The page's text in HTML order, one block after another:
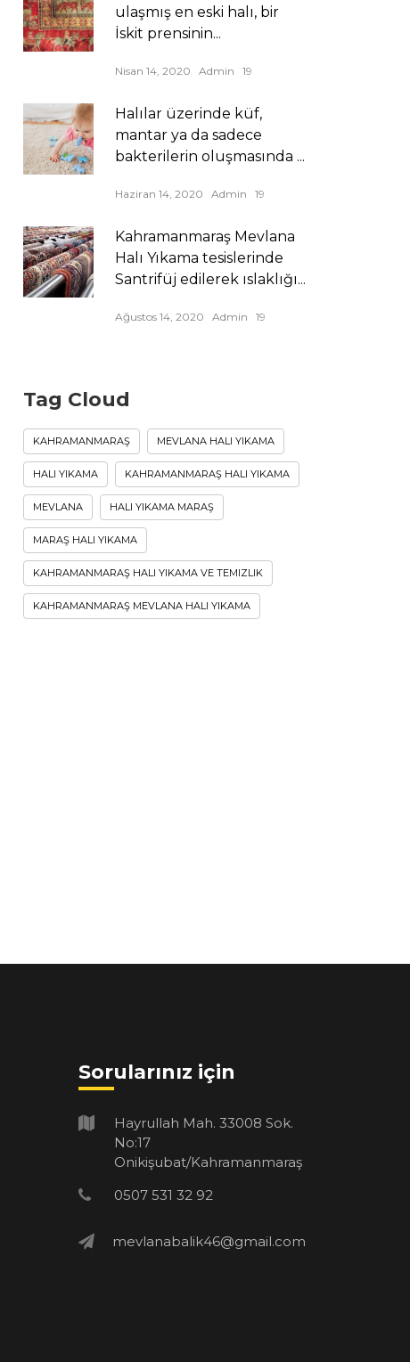
ulaşmış en eski halı, bir
İskit prensinin...
Nisan 14, 2020 Admin 19
Halılar üzerinde küf,
mantar ya da sadece
bakterilerin oluşmasında ...
Haziran 14, 2020 Admin 19
Kahramanmaraş Mevlana
Halı Yıkama tesislerinde
Santrifüj edilerek ıslaklığı...
Ağustos 14, 2020 Admin 19
Tag Cloud
KAHRAMANMARAŞ MEVLANA HALI YIKAMA
HALI YIKAMA KAHRAMANMARAŞ HALI YIKAMA
MEVLANA HALI YIKAMA MARAŞ
MARAŞ HALI YIKAMA
KAHRAMANMARAŞ HALI YIKAMA VE TEMIZLIK
KAHRAMANMARAŞ MEVLANA HALI YIKAMA
Sorularınız için
Hayrullah Mah. 33008 Sok.
No:17
Onikişubat/Kahramanmaraş
0507 531 32 92
mevlanabalik46@gmail.com